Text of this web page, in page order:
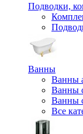
Подводки,
Ванны
Ванны
Ванны
Ванны
Все